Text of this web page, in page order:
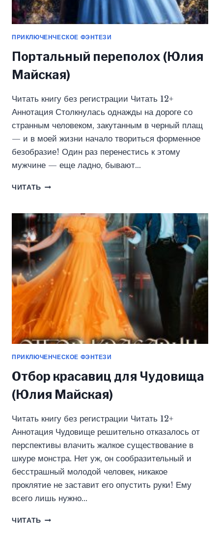
ПРИКЛЮЧЕНЧЕСКОЕ ФЭНТЕЗИ
Портальный переполох (Юлия
Майская)
Читать книгу без регистрации Читать 12+
Аннотация Столкнулась однажды на дороге со
странным человеком, закутанным в черный плащ
— и в моей жизни начало твориться форменное
безобразие! Один раз перенестись к этому
мужчине — еще ладно, бывают…
ЧИТАТЬ ПОРТАЛЬНЫЙ
МАЙСКАЯ)
ПРИКЛЮЧЕНЧЕСКОЕ ФЭНТЕЗИ
Отбор красавиц для Чудовища
(Юлия Майская)
Читать книгу без регистрации Читать 12+
Аннотация Чудовище решительно отказалось от
перспективы влачить жалкое существование в
шкуре монстра. Нет уж, он сообразительный и
бесстрашный молодой человек, никакое
проклятие не заставит его опустить руки! Ему
всего лишь нужно…
ЧИТАТЬ ОТБОР